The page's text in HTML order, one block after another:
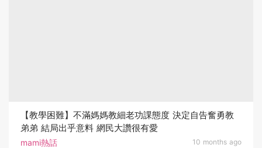
mami熱話 10 months ago
【教學困難】不滿媽媽教細老功課態度 決定自告奮勇教
弟弟 結局出乎意料 網民大讚很有愛